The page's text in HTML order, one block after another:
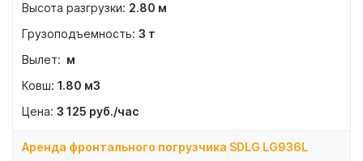
2.80 м
3 т
м
1.80 м3
3 125 руб./час
Аренда фронтального погрузчика SDLG LG936L